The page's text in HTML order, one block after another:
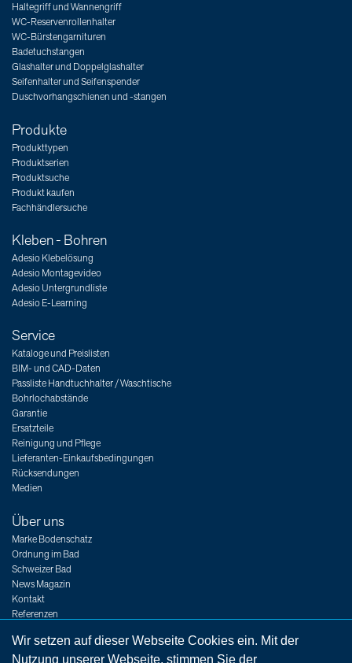
Haltegriff und Wannengriff
WC-Reservenrollenhalter
WC-Bürstengarnituren
Badetuchstangen
Glashalter und Doppelglashalter
Seifenhalter und Seifenspender
Duschvorhangschienen und -stangen
Produkte
Produkttypen
Produktserien
Produktsuche
Produkt kaufen
Fachhändlersuche
Kleben - Bohren
Adesio Klebelösung
Adesio Montagevideo
Adesio Untergrundliste
Adesio E-Learning
Service
Kataloge und Preislisten
BIM- und CAD-Daten
Passliste Handtuchhalter / Waschtische
Bohrlochabstände
Garantie
Ersatzteile
Reinigung und Pflege
Lieferanten-Einkaufsbedingungen
Rücksendungen
Medien
Über uns
Marke Bodenschatz
Ordnung im Bad
Schweizer Bad
News Magazin
Kontakt
Referenzen
Jobs
Wir setzen auf dieser Webseite Cookies ein. Mit der
Nutzung unserer Webseite, stimmen Sie der